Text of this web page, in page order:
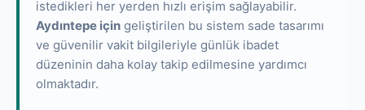
istedikleri her yerden hızlı erişim sağlayabilir.
Aydıntepe için geliştirilen bu sistem sade tasarımı
ve güvenilir vakit bilgileriyle günlük ibadet
düzeninin daha kolay takip edilmesine yardımcı
olmaktadır.